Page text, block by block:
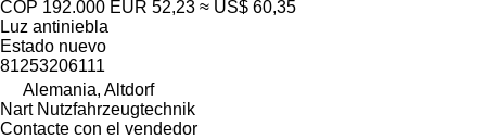
COP 192.000 EUR 52,23 ≈ US$ 60,35
Luz antiniebla
Estado nuevo
81253206111
Alemania, Altdorf
Nart Nutzfahrzeugtechnik
Contacte con el vendedor